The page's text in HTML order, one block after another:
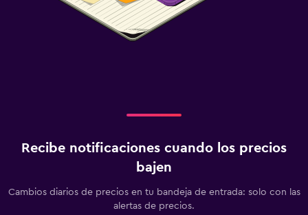
Recibe notificaciones cuando los precios
bajen
Cambios diarios de precios en tu bandeja de entrada: solo con las
alertas de precios.